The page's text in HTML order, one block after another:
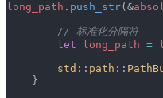
long_path . push_str(&
        // 标准化分隔符
        let
long_path =
        std
:: path ::
    }